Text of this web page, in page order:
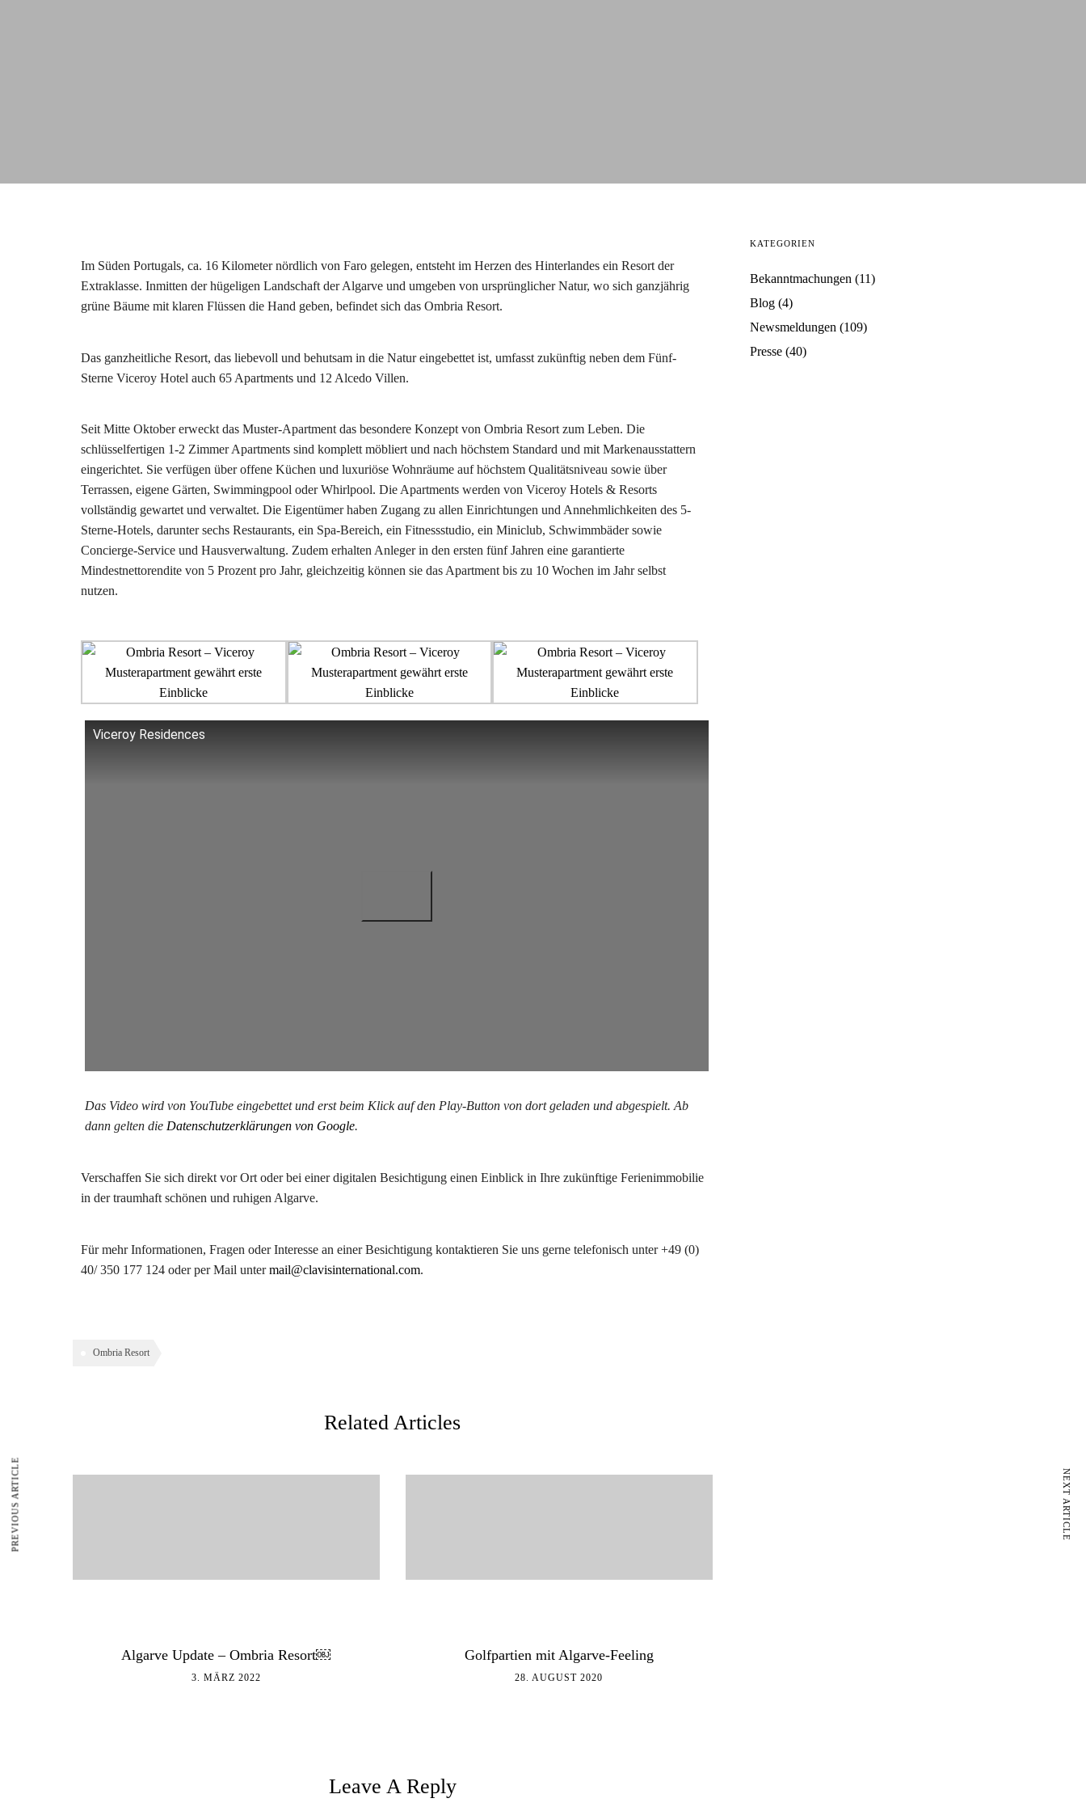
Im Süden Portugals, ca. 16 Kilometer nördlich von Faro gelegen, entsteht im Herzen des Hinterlandes ein Resort der
Extraklasse. Inmitten der hügeligen Landschaft der Algarve und umgeben von ursprünglicher Natur, wo sich ganzjährig
grüne Bäume mit klaren Flüssen die Hand geben, befindet sich das Ombria Resort.
Das ganzheitliche Resort, das liebevoll und behutsam in die Natur eingebettet ist, umfasst zukünftig neben dem Fünf-
Sterne Viceroy Hotel auch 65 Apartments und 12 Alcedo Villen.
Seit Mitte Oktober erweckt das Muster-Apartment das besondere Konzept von Ombria Resort zum Leben. Die
schlüsselfertigen 1-2 Zimmer Apartments sind komplett möbliert und nach höchstem Standard und mit Markenausstattern
eingerichtet. Sie verfügen über offene Küchen und luxuriöse Wohnräume auf höchstem Qualitätsniveau sowie über
Terrassen, eigene Gärten, Swimmingpool oder Whirlpool. Die Apartments werden von Viceroy Hotels & Resorts
vollständig gewartet und verwaltet. Die Eigentümer haben Zugang zu allen Einrichtungen und Annehmlichkeiten des 5-
Sterne-Hotels, darunter sechs Restaurants, ein Spa-Bereich, ein Fitnessstudio, ein Miniclub, Schwimmbäder sowie
Concierge-Service und Hausverwaltung. Zudem erhalten Anleger in den ersten fünf Jahren eine garantierte
Mindestnettorendite von 5 Prozent pro Jahr, gleichzeitig können sie das Apartment bis zu 10 Wochen im Jahr selbst
nutzen.
Viceroy Residences
Das Video wird von YouTube eingebettet und erst beim Klick auf den Play-Button von dort geladen und abgespielt. Ab
dann gelten die Datenschutzerklärungen von Google.
Verschaffen Sie sich direkt vor Ort oder bei einer digitalen Besichtigung einen Einblick in Ihre zukünftige Ferienimmobilie
in der traumhaft schönen und ruhigen Algarve.
Für mehr Informationen, Fragen oder Interesse an einer Besichtigung kontaktieren Sie uns gerne telefonisch unter +49 (0)
40/ 350 177 124 oder per Mail untermail@clavisinternational.com.
Ombria Resort
Related Articles
Algarve Update – Ombria Resort￼
3. MÄRZ 2022
Golfpartien mit Algarve-Feeling
28. AUGUST 2020
Leave A Reply
PREVIOUS ARTICLE NEXT ARTICLE
KATEGORIEN
Bekanntmachungen (11)
Blog (4)
Newsmeldungen (109)
Presse (40)